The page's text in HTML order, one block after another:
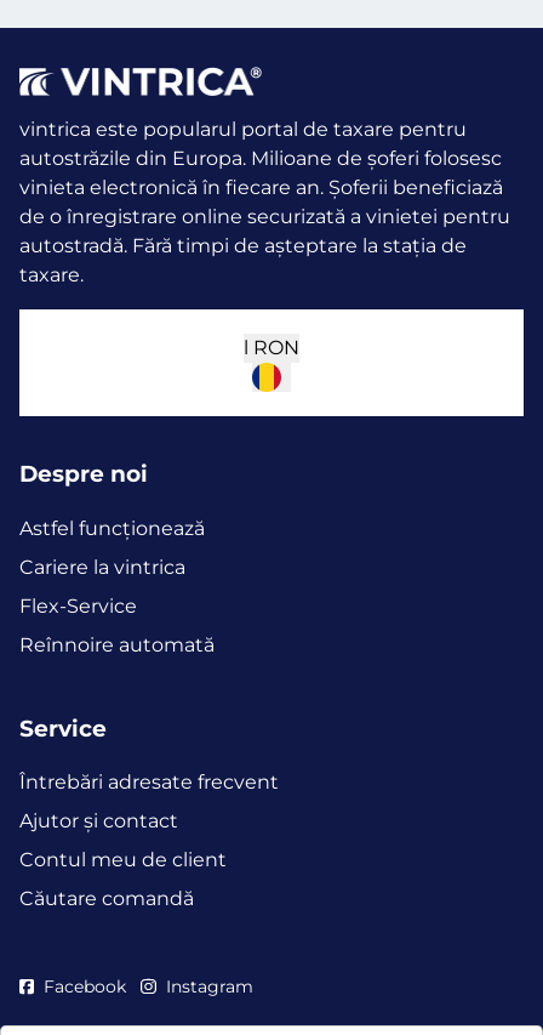
vintrica este popularul portal de taxare pentru
autostrăzile din Europa. Milioane de șoferi folosesc
vinieta electronică în fiecare an. Șoferii beneficiază
de o înregistrare online securizată a vinietei pentru
autostradă. Fără timpi de așteptare la stația de
taxare.
l RON
Despre noi
Astfel funcţionează
Cariere la vintrica
Flex-Service
Reînnoire automată
Service
Întrebări adresate frecvent
Ajutor și contact
Contul meu de client
Căutare comandă
Facebook Instagram